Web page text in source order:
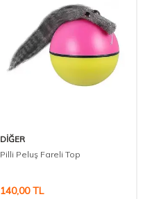
DİĞER
Pilli Peluş Fareli Top
140,00TL